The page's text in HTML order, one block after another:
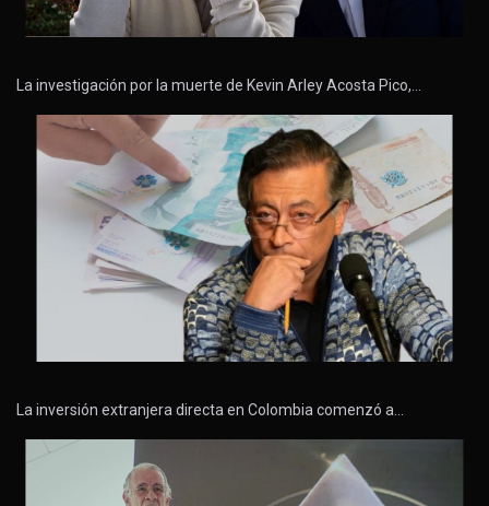
La investigación por la muerte de Kevin Arley Acosta Pico,…
La inversión extranjera directa en Colombia comenzó a…